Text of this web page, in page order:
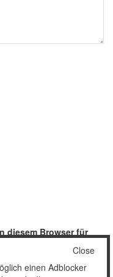
diesem Browser für
Close
einen Adblocker